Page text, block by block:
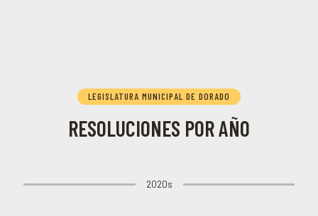
LEGISLATURA MUNICIPAL DE DORADO
RESOLUCIONES POR AÑO
2020s